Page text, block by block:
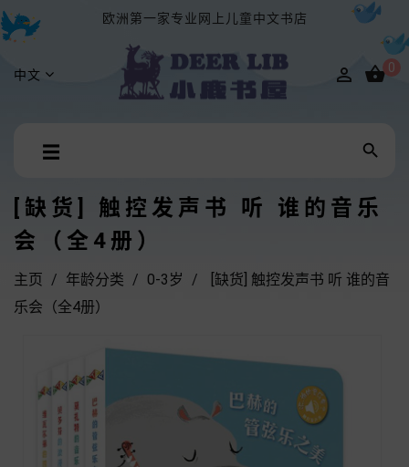
欧洲第一家专业网上儿童中文书店
中文  0
Toggle
☰ 
[缺货] 触控发声书 听 谁的音乐
会（全4册）
主页 年龄分类 0-3岁
[缺货] 触控发声书 听 谁的音
乐会（全4册）